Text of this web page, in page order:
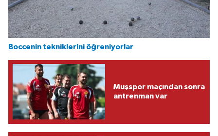
Boccenin tekniklerini öğreniyorlar
Muşspor maçından sonra
antrenman var